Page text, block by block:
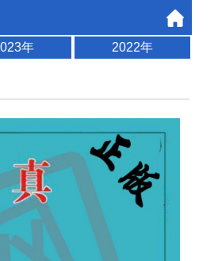
年 2022年